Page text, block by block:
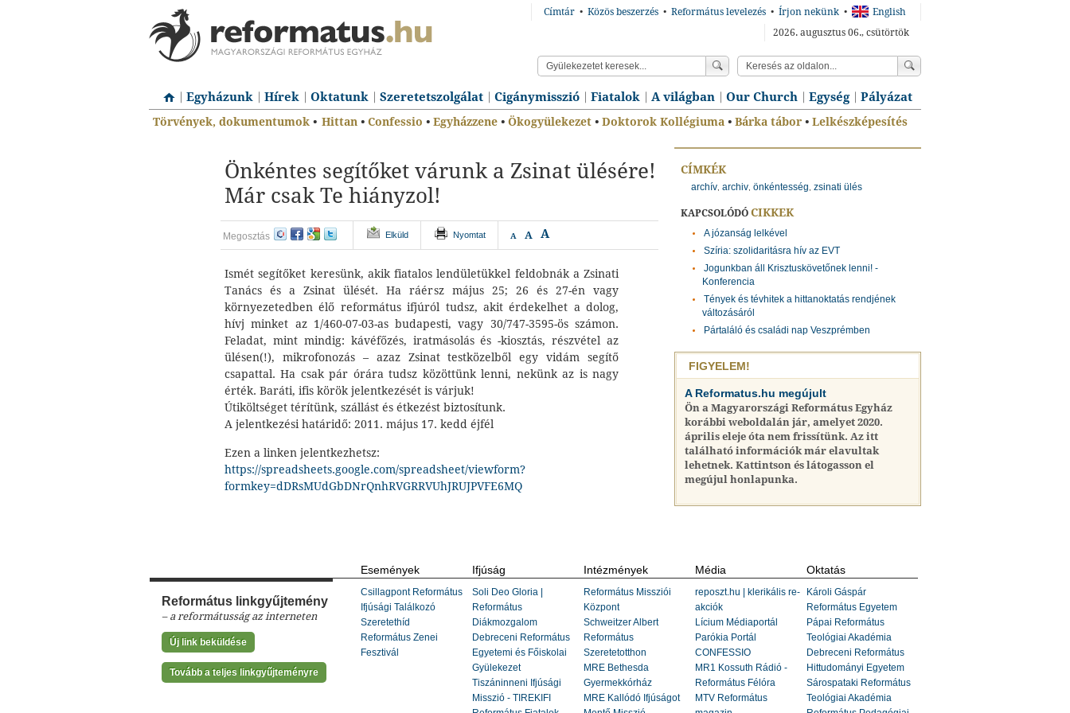
Címtár • Közös beszerzés • Református levelezés • Írjon nekünk •
English
2026. augusztus 06., csütörtök
Egyházunk Hírek Oktatunk Szeretetszolgálat Cigánymisszió Fiatalok A világban Our Church Egység Pályázat
Törvények, dokumentumok • Hittan • Confessio • Egyházzene • Ökogyülekezet • Doktorok Kollégiuma • Bárka tábor • Lelkészképesítés
Önkéntes segítőket várunk a Zsinat ülésére!
Már csak Te hiányzol!
Megosztás Elküld Nyomtat A A A
Ismét segítőket keresünk, akik fiatalos lendületükkel feldobnák a Zsinati
Tanács és a Zsinat ülését. Ha ráérsz május 25; 26 és 27-én vagy
környezetedben élő református ifjúról tudsz, akit érdekelhet a dolog,
hívj minket az 1/460-07-03-as budapesti, vagy 30/747-3595-ös számon.
Feladat, mint mindig: kávéfőzés, iratmásolás és -kiosztás, részvétel az
ülésen(!), mikrofonozás – azaz Zsinat testközelből egy vidám segítő
csapattal. Ha csak pár órára tudsz közöttünk lenni, nekünk az is nagy
érték. Baráti, ifis körök jelentkezését is várjuk!
Útiköltséget térítünk, szállást és étkezést biztosítunk.
A jelentkezési határidő: 2011. május 17. kedd éjfél
Ezen a linken jelentkezhetsz:
https://spreadsheets.google.com/spreadsheet/viewform?
formkey=dDRsMUdGbDNrQnhRVGRRVUhJRUJPVFE6MQ
CÍMKÉK
archív, archiv, önkéntesség, zsinati ülés
KAPCSOLÓDÓ CIKKEK
A józanság lelkével
Szíria: szolidaritásra hív az EVT
Jogunkban áll Krisztuskövetőnek lenni! -
Konferencia
Tények és tévhitek a hittanoktatás rendjének
változásáról
Pártaláló és családi nap Veszprémben
FIGYELEM!
A Reformatus.hu megújult
Ön a Magyarországi Református Egyház
korábbi weboldalán jár, amelyet 2020.
április eleje óta nem frissítünk. Az itt
található információk már elavultak
lehetnek. Kattintson és látogasson el
megújul honlapunka.
Református linkgyűjtemény
– a reformátusság az interneten
Új link beküldése
Tovább a teljes linkgyűjteményre
Események
Csillagpont Református
Ifjúsági Találkozó
Szeretethíd
Református Zenei
Fesztivál
Ifjúság
Soli Deo Gloria |
Református
Diákmozgalom
Debreceni Református
Egyetemi és Főiskolai
Gyülekezet
Tiszáninneni Ifjúsági
Misszió - TIREKIFI
Intézmények
Református Missziói
Központ
Schweitzer Albert
Református
Szeretetotthon
MRE Bethesda
Gyermekkórház
MRE Kallódó Ifjúságot
Média
reposzt.hu | klerikális re-
akciók
Lícium Médiaportál
Parókia Portál
CONFESSIO
MR1 Kossuth Rádió -
Református Félóra
MTV Református
Oktatás
Károli Gáspár
Református Egyetem
Pápai Református
Teológiai Akadémia
Debreceni Református
Hittudományi Egyetem
Sárospataki Református
Teológiai Akadémia